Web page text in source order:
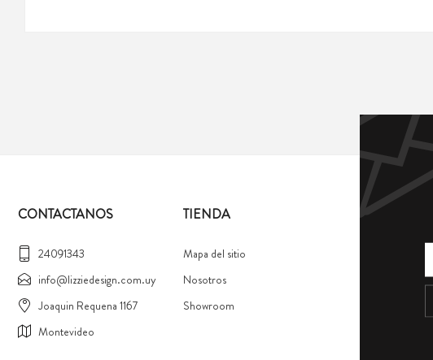
CONTACTANOS
24091343
info@lizziedesign.com.uy
Joaquin Requena 1167
Montevideo
TIENDA
Mapa del sitio
Nosotros
Showroom